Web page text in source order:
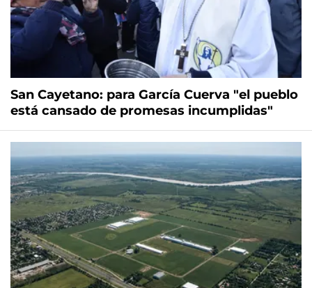
San Cayetano: para García Cuerva "el pueblo
está cansado de promesas incumplidas"